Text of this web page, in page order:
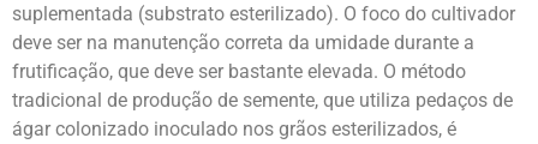
suplementada (substrato esterilizado). O foco do cultivador
deve ser na manutenção correta da umidade durante a
frutificação, que deve ser bastante elevada. O método
tradicional de produção de semente, que utiliza pedaços de
ágar colonizado inoculado nos grãos esterilizados, é